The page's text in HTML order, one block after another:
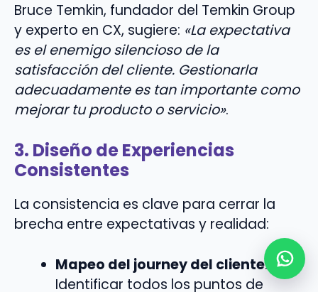
Bruce Temkin, fundador del Temkin Group
y experto en CX, sugiere: «La expectativa
es el enemigo silencioso de la
satisfacción del cliente. Gestionarla
adecuadamente es tan importante como
mejorar tu producto o servicio».
3. Diseño de Experiencias
Consistentes
La consistencia es clave para cerrar la
brecha entre expectativas y realidad:
Mapeo del journey del cliente:
Identificar todos los puntos de